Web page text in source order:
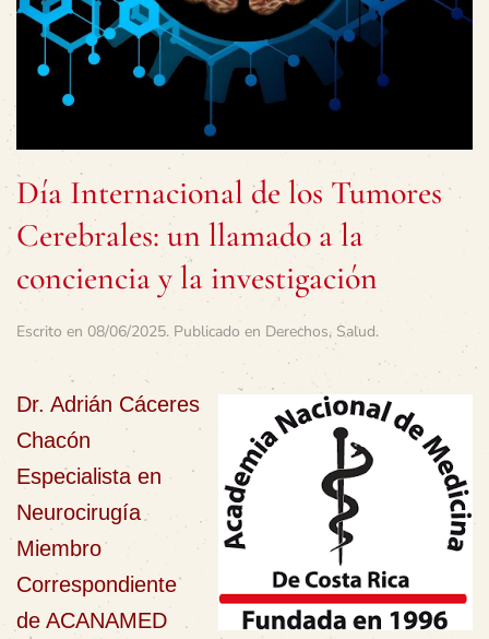
Día Internacional de los Tumores
Cerebrales: un llamado a la
conciencia y la investigación
Escrito en 08/06/2025. Publicado en Derechos, Salud.
Dr. Adrián Cáceres
Chacón
Especialista en
Neurocirugía
Miembro
Correspondiente
de ACANAMED